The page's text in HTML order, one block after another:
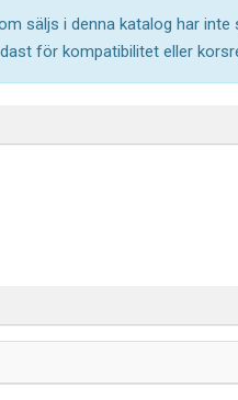
säljs i denna katalog har inte
för kompatibilitet eller